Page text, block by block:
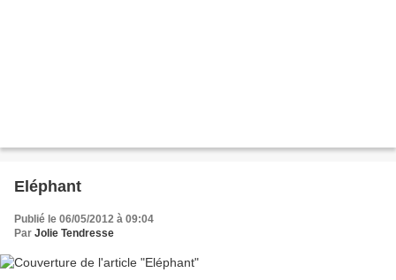
Eléphant
Publié le 06/05/2012 à 09:04
Par Jolie Tendresse